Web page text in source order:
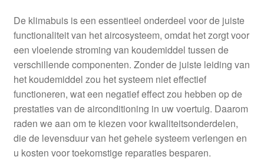
De klimabuis is een essentieel onderdeel voor de juiste
functionaliteit van het aircosysteem, omdat het zorgt voor
een vloeiende stroming van koudemiddel tussen de
verschillende componenten. Zonder de juiste leiding van
het koudemiddel zou het systeem niet effectief
functioneren, wat een negatief effect zou hebben op de
prestaties van de airconditioning in uw voertuig. Daarom
raden we aan om te kiezen voor kwaliteitsonderdelen,
die de levensduur van het gehele systeem verlengen en
u kosten voor toekomstige reparaties besparen.